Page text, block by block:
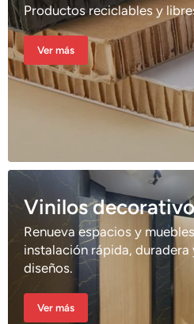
Productos reciclables y
Ver más
Vinilos
Renueva espacios y
instalación rápida, duradera
diseños.
Ver más